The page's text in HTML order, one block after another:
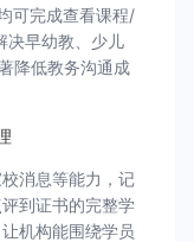
可完成查看课程/
决早幼教、少儿
降低教务沟通成
消息等能力，记
到证书的完整学
机构能围绕学员